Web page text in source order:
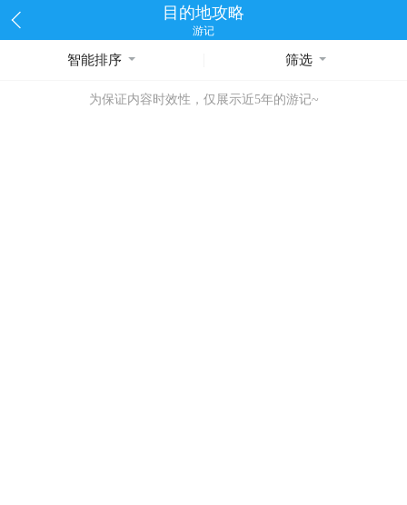
目的地攻略
游记
智能排序 筛选
为保证内容时效性，仅展示近5年的游记~